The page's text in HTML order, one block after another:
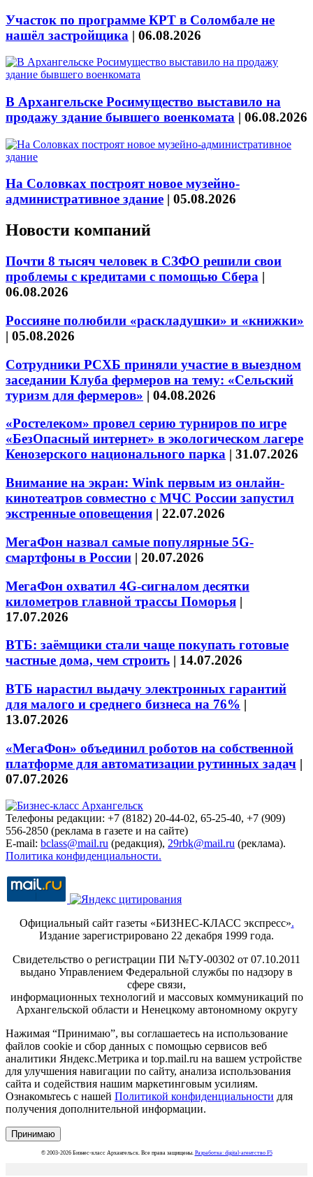
Участок по программе КРТ в Соломбале не
нашёл застройщика | 06.08.2026
В Архангельске Росимущество выставило на
продажу здание бывшего военкомата | 06.08.2026
На Соловках построят новое музейно-
административное здание | 05.08.2026
Новости компаний
Почти 8 тысяч человек в СЗФО решили свои
проблемы с кредитами с помощью Сбера |
06.08.2026
Россияне полюбили «раскладушки» и «книжки»
| 05.08.2026
Сотрудники РСХБ приняли участие в выездном
заседании Клуба фермеров на тему: «Сельский
туризм для фермеров» | 04.08.2026
«Ростелеком» провел серию турниров по игре
«БезОпасный интернет» в экологическом лагере
Кенозерского национального парка | 31.07.2026
Внимание на экран: Wink первым из онлайн-
кинотеатров совместно с МЧС России запустил
экстренные оповещения | 22.07.2026
МегаФон назвал самые популярные 5G-
смартфоны в России | 20.07.2026
МегаФон охватил 4G-сигналом десятки
километров главной трассы Поморья |
17.07.2026
ВТБ: заёмщики стали чаще покупать готовые
частные дома, чем строить | 14.07.2026
ВТБ нарастил выдачу электронных гарантий
для малого и среднего бизнеса на 76% |
13.07.2026
«МегаФон» объединил роботов на собственной
платформе для автоматизации рутинных задач |
07.07.2026
Телефоны редакции: +7 (8182) 20-44-02, 65-25-40, +7 (909)
556-2850 (реклама в газете и на сайте)
E-mail: bclass@mail.ru (редакция), 29rbk@mail.ru (реклама).
Политика конфиденциальности.
Официальный сайт газеты «БИЗНЕС-КЛАСС экспресс».
Издание зарегистрировано 22 декабря 1999 года.
Свидетельство о регистрации ПИ №ТУ-00302 от 07.10.2011
выдано Управлением Федеральной службы по надзору в
сфере связи,
информационных технологий и массовых коммуникаций по
Архангельской области и Ненецкому автономному округу
Нажимая “Принимаю”, вы соглашаетесь на использование
файлов cookie и сбор данных с помощью сервисов веб
аналитики Яндекс.Метрика и top.mail.ru на вашем устройстве
для улучшения навигации по сайту, анализа использования
сайта и содействия нашим маркетинговым усилиям.
Ознакомьтесь с нашей Политикой конфиденциальности для
получения дополнительной информации.
Принимаю
© 2003-2026 Бизнес-класс Архангельск. Все права защищены. Разработка: digital-агентство F5